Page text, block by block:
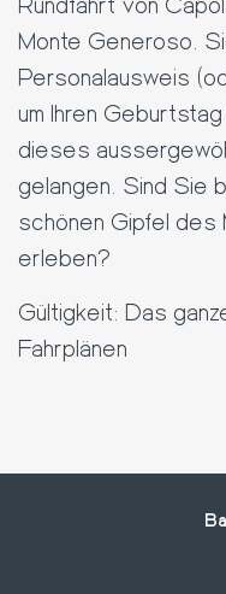
Monte Generoso.
Personalausweis
um Ihren
dieses
gelangen. Sind Sie
schönen Gipfel des
erleben?
Gültigkeit: Das
Fahrplänen